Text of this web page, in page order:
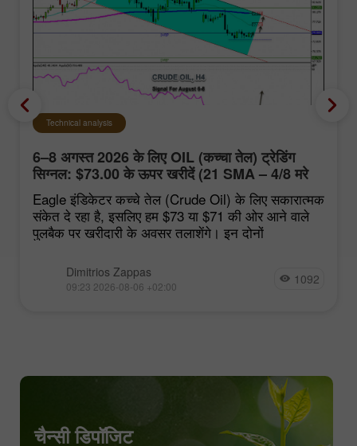
Technical analysis
6–8 अगस्त 2026 के लिए OIL (कच्चा तेल) ट्रेडिंग
सिग्नल: $73.00 के ऊपर खरीदें (21 SMA – 4/8 मरे
स्तर)
Eagle इंडिकेटर कच्चे तेल (Crude Oil) के लिए सकारात्मक
संकेत दे रहा है, इसलिए हम $73 या $71 की ओर आने वाले
पुलबैक पर खरीदारी के अवसर तलाशेंगे। इन दोनों
Dimitrios Zappas
09:23 2026-08-06 +02:00 1092
चैन्सी डिपॉजिट